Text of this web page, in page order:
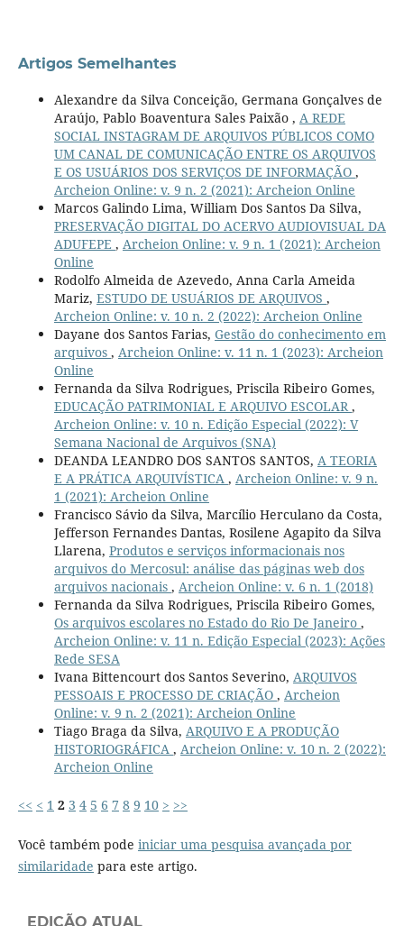
Artigos Semelhantes
Alexandre da Silva Conceição, Germana Gonçalves de
Araújo, Pablo Boaventura Sales Paixão , A REDE
SOCIAL INSTAGRAM DE ARQUIVOS PÚBLICOS COMO
UM CANAL DE COMUNICAÇÃO ENTRE OS ARQUIVOS
E OS USUÁRIOS DOS SERVIÇOS DE INFORMAÇÃO ,
Archeion Online: v. 9 n. 2 (2021): Archeion Online
Marcos Galindo Lima, William Dos Santos Da Silva,
PRESERVAÇÃO DIGITAL DO ACERVO AUDIOVISUAL DA
ADUFEPE , Archeion Online: v. 9 n. 1 (2021): Archeion
Online
Rodolfo Almeida de Azevedo, Anna Carla Ameida
Mariz, ESTUDO DE USUÁRIOS DE ARQUIVOS ,
Archeion Online: v. 10 n. 2 (2022): Archeion Online
Dayane dos Santos Farias, Gestão do conhecimento em
arquivos , Archeion Online: v. 11 n. 1 (2023): Archeion
Online
Fernanda da Silva Rodrigues, Priscila Ribeiro Gomes,
EDUCAÇÃO PATRIMONIAL E ARQUIVO ESCOLAR ,
Archeion Online: v. 10 n. Edição Especial (2022): V
Semana Nacional de Arquivos (SNA)
DEANDA LEANDRO DOS SANTOS SANTOS, A TEORIA
E A PRÁTICA ARQUIVÍSTICA , Archeion Online: v. 9 n.
1 (2021): Archeion Online
Francisco Sávio da Silva, Marcílio Herculano da Costa,
Jefferson Fernandes Dantas, Rosilene Agapito da Silva
Llarena, Produtos e serviços informacionais nos
arquivos do Mercosul: análise das páginas web dos
arquivos nacionais , Archeion Online: v. 6 n. 1 (2018)
Fernanda da Silva Rodrigues, Priscila Ribeiro Gomes,
Os arquivos escolares no Estado do Rio De Janeiro ,
Archeion Online: v. 11 n. Edição Especial (2023): Ações
Rede SESA
Ivana Bittencourt dos Santos Severino, ARQUIVOS
PESSOAIS E PROCESSO DE CRIAÇÃO , Archeion
Online: v. 9 n. 2 (2021): Archeion Online
Tiago Braga da Silva, ARQUIVO E A PRODUÇÃO
HISTORIOGRÁFICA , Archeion Online: v. 10 n. 2 (2022):
Archeion Online
<< < 1 2 3 4 5 6 7 8 9 10 > >>
Você também pode iniciar uma pesquisa avançada por
similaridade para este artigo.
EDIÇÃO ATUAL